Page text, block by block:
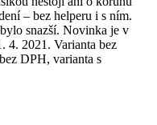
– bez helperu i s ním.
snazší. Novinka je v
4. 2021. Varianta bez
DPH, varianta s